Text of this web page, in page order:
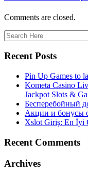
Comments are closed.
Recent Posts
Pin Up Games to
Kometa Casino
Jackpot Slots &
Бесперебойный
Акции и бонусы
Xslot Giriş: En İyi
Recent Comments
Archives